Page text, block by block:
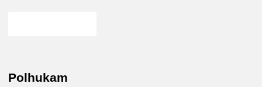
Polhukam